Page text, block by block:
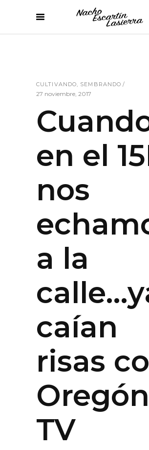
CULTIVANDO, SEMBRANDO
27 noviembre, 2017
en el
nos
a la
caían
risas
Oregón
TV